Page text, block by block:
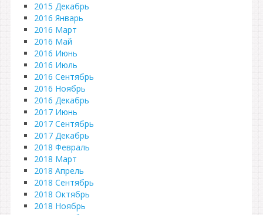
2015 Декабрь
2016 Январь
2016 Март
2016 Май
2016 Июнь
2016 Июль
2016 Сентябрь
2016 Ноябрь
2016 Декабрь
2017 Июнь
2017 Сентябрь
2017 Декабрь
2018 Февраль
2018 Март
2018 Апрель
2018 Сентябрь
2018 Октябрь
2018 Ноябрь